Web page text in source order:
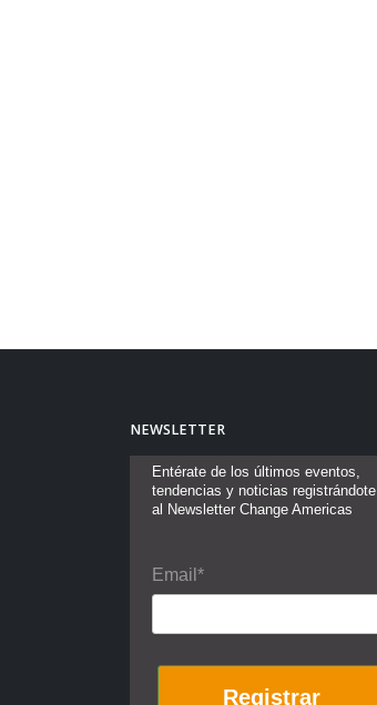
NEWSLETTER
Entérate de los últimos eventos,
tendencias y noticias registrándote
al Newsletter Change Americas
Email*
Registrar